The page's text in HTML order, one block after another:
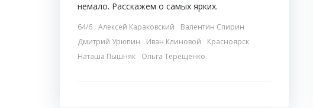
немало. Расскажем о самых ярких.
64/6 Алексей Караковский
Валентин Спирин
Дмитрий Урюпин
Иван Клиновой
Красноярск
Наташа Пышняк
Ольга Терещенко